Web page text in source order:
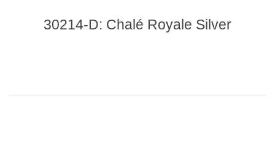
30214-D: Chalé Royale Silver